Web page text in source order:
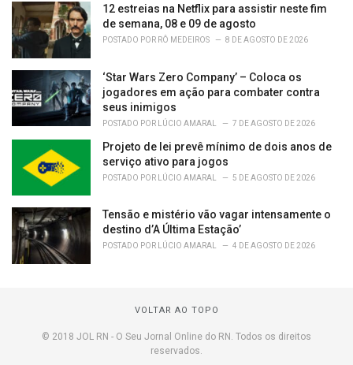
12 estreias na Netflix para assistir neste fim
de semana, 08 e 09 de agosto
POSTADO POR RÔ MEDEIROS 8 DE AGOSTO DE 2026
‘Star Wars Zero Company’ – Coloca os
jogadores em ação para combater contra
seus inimigos
POSTADO POR LÚCIO AMARAL 7 DE AGOSTO DE 2026
Projeto de lei prevê mínimo de dois anos de
serviço ativo para jogos
POSTADO POR LÚCIO AMARAL 5 DE AGOSTO DE 2026
Tensão e mistério vão vagar intensamente o
destino d’A Última Estação’
POSTADO POR LÚCIO AMARAL 4 DE AGOSTO DE 2026
VOLTAR AO TOPO
© 2018 JOL RN - O Seu Jornal Online do RN. Todos os direitos
reservados.